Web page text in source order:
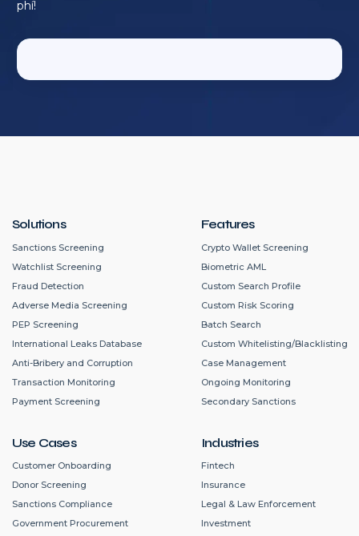
phí!
Solutions
Sanctions Screening
Watchlist Screening
Fraud Detection
Adverse Media Screening
PEP Screening
International Leaks Database
Anti-Bribery and Corruption
Transaction Monitoring
Payment Screening
Use Cases
Customer Onboarding
Donor Screening
Sanctions Compliance
Government Procurement
Features
Crypto Wallet Screening
Biometric AML
Custom Search Profile
Custom Risk Scoring
Batch Search
Custom Whitelisting/Blacklisting
Case Management
Ongoing Monitoring
Secondary Sanctions
Industries
Fintech
Insurance
Legal & Law Enforcement
Investment